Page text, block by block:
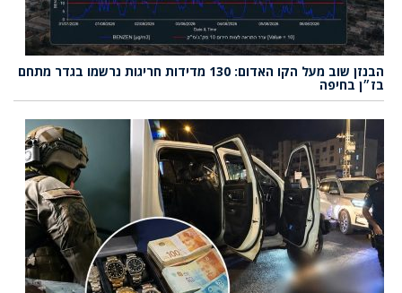
הבנזן שוב מעל הקו האדום: 130 מדידות חריגות נרשמו בגדר מתחם
בז״ן בחיפה